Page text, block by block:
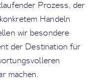
Prozess, der
Handeln
wir besondere
der Destination für
machen.